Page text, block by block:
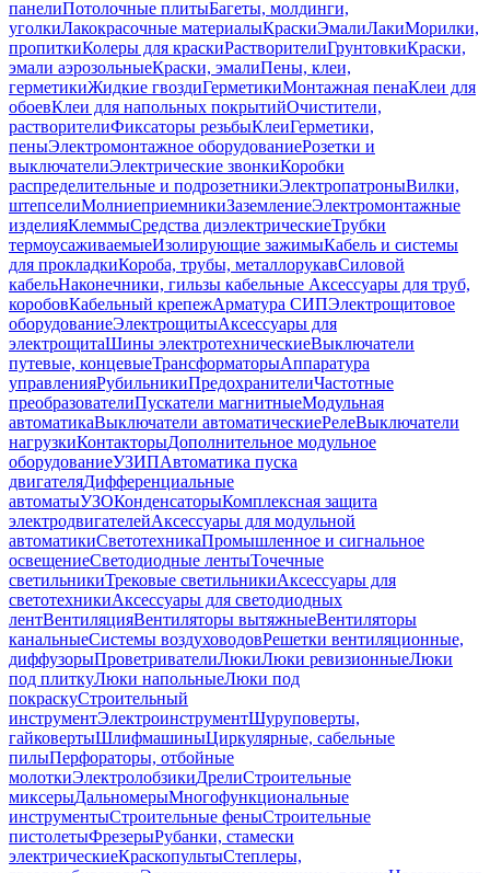
панелиПотолочные плитыБагеты, молдинги,
уголкиЛакокрасочные материалыКраскиЭмалиЛакиМорилки,
пропиткиКолеры для краскиРастворителиГрунтовкиКраски,
эмали аэрозольныеКраски, эмалиПены, клеи,
герметикиЖидкие гвоздиГерметикиМонтажная пенаКлеи для
обоевКлеи для напольных покрытийОчистители,
растворителиФиксаторы резьбыКлеиГерметики,
пеныЭлектромонтажное оборудованиеРозетки и
выключателиЭлектрические звонкиКоробки
распределительные и подрозетникиЭлектропатроныВилки,
штепселиМолниеприемникиЗаземлениеЭлектромонтажные
изделияКлеммыСредства диэлектрическиеТрубки
термоусаживаемыеИзолирующие зажимыКабель и системы
для прокладкиКороба, трубы, металлорукавСиловой
кабельНаконечники, гильзы кабельные Аксессуары для труб,
коробовКабельный крепежАрматура СИПЭлектрощитовое
оборудованиеЭлектрощитыАксессуары для
электрощитаШины электротехническиеВыключатели
путевые, концевыеТрансформаторыАппаратура
управленияРубильникиПредохранителиЧастотные
преобразователиПускатели магнитныеМодульная
автоматикаВыключатели автоматическиеРелеВыключатели
нагрузкиКонтакторыДополнительное модульное
оборудованиеУЗИПАвтоматика пуска
двигателяДифференциальные
автоматыУЗОКонденсаторыКомплексная защита
электродвигателейАксессуары для модульной
автоматикиСветотехникаПромышленное и сигнальное
освещениеСветодиодные лентыТочечные
светильникиТрековые светильникиАксессуары для
светотехникиАксессуары для светодиодных
лентВентиляцияВентиляторы вытяжныеВентиляторы
канальныеСистемы воздуховодовРешетки вентиляционные,
диффузорыПроветривателиЛюкиЛюки ревизионныеЛюки
под плиткуЛюки напольныеЛюки под
покраскуСтроительный
инструментЭлектроинструментШуруповерты,
гайковертыШлифмашиныЦиркулярные, сабельные
пилыПерфораторы, отбойные
молоткиЭлектролобзикиДрелиСтроительные
миксерыДальномерыМногофункциональные
инструментыСтроительные феныСтроительные
пистолетыФрезерыРубанки, стамески
электрическиеКраскопультыСтеплеры,